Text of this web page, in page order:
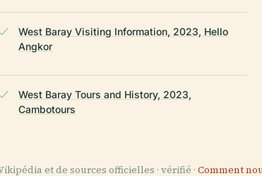
West Baray Visiting Information, 2023, Hello
Angkor
West Baray Tours and History, 2023,
Cambotours
et de sources officielles · vérifié · Comment